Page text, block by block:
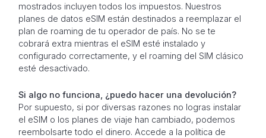
mostrados incluyen todos los impuestos. Nuestros
planes de datos eSIM están destinados a reemplazar el
plan de roaming de tu operador de país. No se te
cobrará extra mientras el eSIM esté instalado y
configurado correctamente, y el roaming del SIM clásico
esté desactivado.
Si algo no funciona, ¿puedo hacer una devolución?
Por supuesto, si por diversas razones no logras instalar
el eSIM o los planes de viaje han cambiado, podemos
reembolsarte todo el dinero. Accede a la política de